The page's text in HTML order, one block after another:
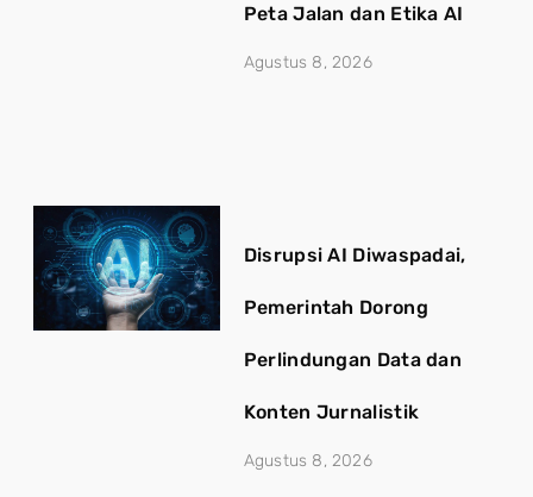
Peta Jalan dan Etika AI
Agustus 8, 2026
Disrupsi AI Diwaspadai,
Pemerintah Dorong
Perlindungan Data dan
Konten Jurnalistik
Agustus 8, 2026